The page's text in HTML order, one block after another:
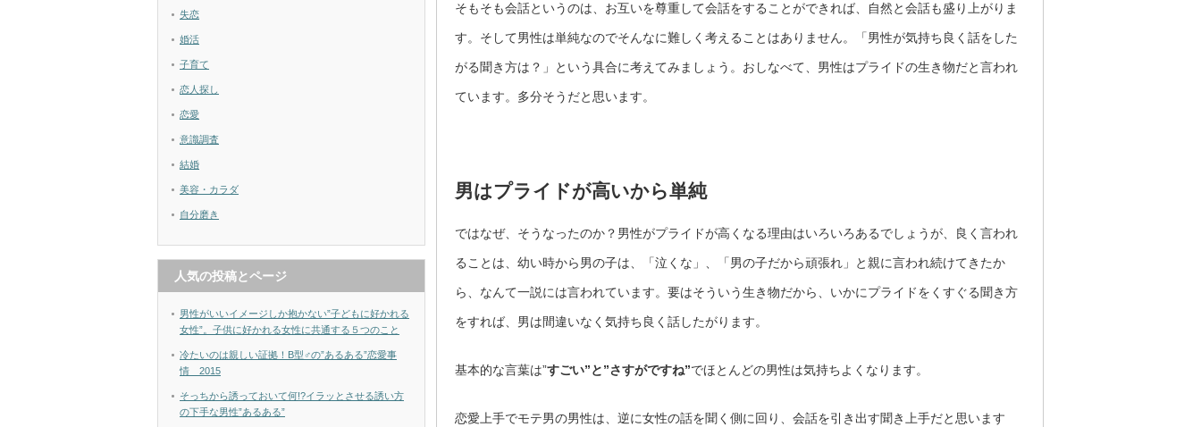
そもそも会話というのは、お互いを尊重して会話をすることができれば、自然と会話も盛り上がりま
す。そして男性は単純なのでそんなに難しく考えることはありません。「男性が気持ち良く話をした
がる聞き方は？」という具合に考えてみましょう。おしなべて、男性はプライドの生き物だと言われ
ています。多分そうだと思います。
男はプライドが高いから単純
ではなぜ、そうなったのか？男性がプライドが高くなる理由はいろいろあるでしょうが、良く言われ
ることは、幼い時から男の子は、「泣くな」、「男の子だから頑張れ」と親に言われ続けてきたか
ら、なんて一説には言われています。要はそういう生き物だから、いかにプライドをくすぐる聞き方
をすれば、男は間違いなく気持ち良く話したがります。
基本的な言葉は”すごい”と”さすがですね”でほとんどの男性は気持ちよくなります。
恋愛上手でモテ男の男性は、逆に女性の話を聞く側に回り、会話を引き出す聞き上手だと思います
失恋
婚活
子育て
恋人探し
恋愛
意識調査
結婚
美容・カラダ
自分磨き
人気の投稿とページ
男性がいいイメージしか抱かない”子どもに好かれる
女性”。子供に好かれる女性に共通する５つのこと
冷たいのは親しい証拠！B型♂の”あるある”恋愛事
情 2015
そっちから誘っておいて何!?イラッとさせる誘い方
の下手な男性”あるある”